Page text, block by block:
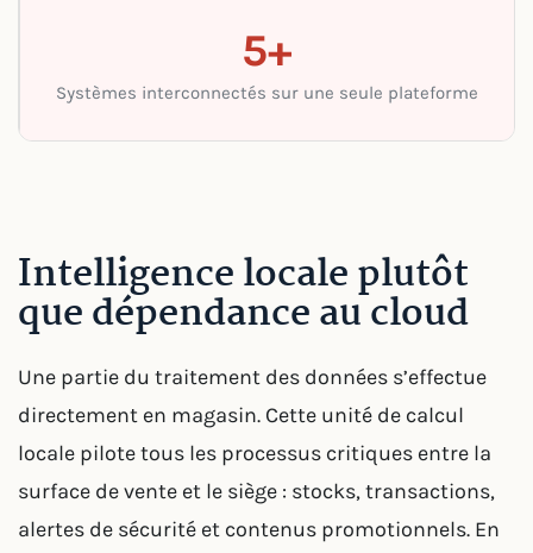
5+
Systèmes interconnectés sur une seule plateforme
Intelligence locale plutôt
que dépendance au cloud
Une partie du traitement des données s’effectue
directement en magasin. Cette unité de calcul
locale pilote tous les processus critiques entre la
surface de vente et le siège : stocks, transactions,
alertes de sécurité et contenus promotionnels. En